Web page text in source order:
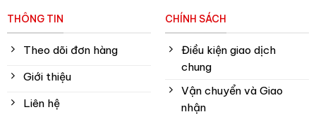
THÔNG TIN
Theo dõi đơn hàng
Giới thiệu
Liên hệ
CHÍNH SÁCH
Điều kiện giao dịch
chung
Vận chuyển và Giao
nhận